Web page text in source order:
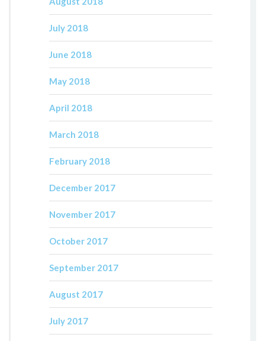
July 2018
June 2018
May 2018
April 2018
March 2018
February 2018
December 2017
November 2017
October 2017
September 2017
August 2017
July 2017